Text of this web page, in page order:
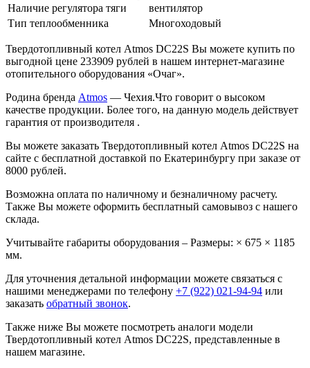
Наличие регулятора тяги
вентилятор
Тип теплообменника
Многоходовый
Твердотопливный котел Atmos DC22S Вы можете купить по
выгодной цене 233909 рублей в нашем интернет-магазине
отопительного оборудования «Очаг».
Родина бренда Atmos — Чехия.Что говорит о высоком
качестве продукции. Более того, на данную модель действует
гарантия от производителя .
Вы можете заказать Твердотопливный котел Atmos DC22S на
сайте с бесплатной доставкой по Екатеринбургу при заказе от
8000 рублей.
Возможна оплата по наличному и безналичному расчету.
Также Вы можете оформить бесплатный самовывоз с нашего
склада.
Учитывайте габариты оборудования – Размеры: × 675 × 1185
мм.
Для уточнения детальной информации можете связаться с
нашими менеджерами по телефону +7 (922) 021-94-94 или
заказать обратный звонок.
Также ниже Вы можете посмотреть аналоги модели
Твердотопливный котел Atmos DC22S, представленные в
нашем магазине.